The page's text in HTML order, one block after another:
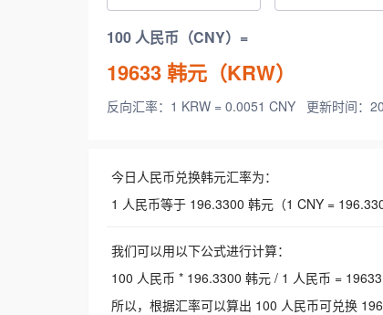
100 人民币（CNY）=
19633韩元（KRW）
反向汇率：1 KRW = 0.0051 CNY 更新时间：
今日人民币兑换韩元汇率为：
1 人民币等于 196.3300 韩元（1 CNY =
我们可以用以下公式进行计算：
100 人民币 * 196.3300 韩元 / 1 人民币 =
所以，根据汇率可以算出 100 人民币可兑换